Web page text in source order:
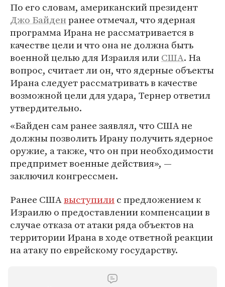
По его словам, американский президент
Джо Байденранее отмечал, что ядерная
программа Ирана не рассматривается в
качестве цели и что она не должна быть
военной целью для Израиля илиСША. На
вопрос, считает ли он, что ядерные объекты
Ирана следует рассматривать в качестве
возможной цели для удара, Тернер ответил
утвердительно.
«Байден сам ранее заявлял, что США не
должны позволить Ирану получить ядерное
оружие, а также, что он при необходимости
предпримет военные действия», —
заключил конгрессмен.
Ранее СШАвыступилис предложением к
Израилю о предоставлении компенсации в
случае отказа от атаки ряда объектов на
территории Ирана в ходе ответной реакции
на атаку по еврейскому государству.